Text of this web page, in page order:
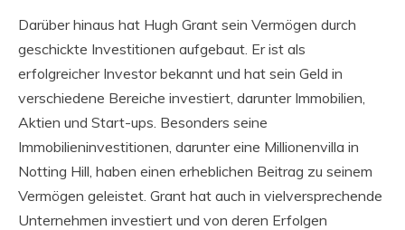
Darüber hinaus hat Hugh Grant sein Vermögen durch
geschickte Investitionen aufgebaut. Er ist als
erfolgreicher Investor bekannt und hat sein Geld in
verschiedene Bereiche investiert, darunter Immobilien,
Aktien und Start-ups. Besonders seine
Immobilieninvestitionen, darunter eine Millionenvilla in
Notting Hill, haben einen erheblichen Beitrag zu seinem
Vermögen geleistet. Grant hat auch in vielversprechende
Unternehmen investiert und von deren Erfolgen